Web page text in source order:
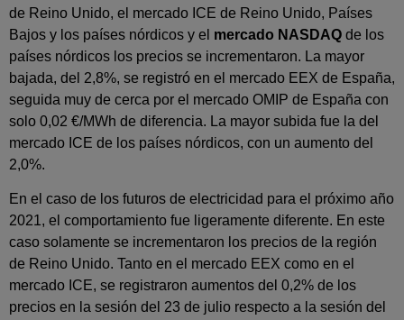
de Reino Unido, el mercado ICE de Reino Unido, Países
Bajos y los países nórdicos y el mercado NASDAQ de los
países nórdicos los precios se incrementaron. La mayor
bajada, del 2,8%, se registró en el mercado EEX de España,
seguida muy de cerca por el mercado OMIP de España con
solo 0,02 €/MWh de diferencia. La mayor subida fue la del
mercado ICE de los países nórdicos, con un aumento del
2,0%.
En el caso de los futuros de electricidad para el próximo año
2021, el comportamiento fue ligeramente diferente. En este
caso solamente se incrementaron los precios de la región
de Reino Unido. Tanto en el mercado EEX como en el
mercado ICE, se registraron aumentos del 0,2% de los
precios en la sesión del 23 de julio respecto a la sesión del